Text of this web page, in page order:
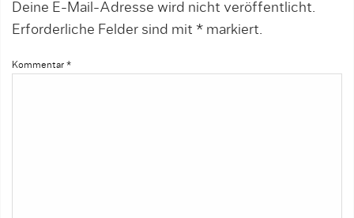
Deine E-Mail-Adresse wird nicht veröffentlicht.
Erforderliche Felder sind mit * markiert.
Kommentar *